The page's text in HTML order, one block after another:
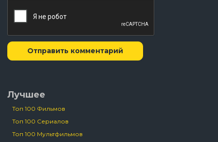
Отправить комментарий
Лучшее
Топ 100 Фильмов
Топ 100 Сериалов
Топ 100 Мультфильмов